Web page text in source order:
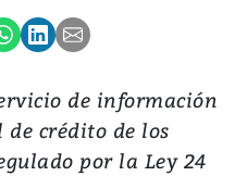
de información
crédito de los
por la Ley 24